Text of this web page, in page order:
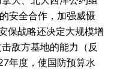
安全合作，加强威慑
保战略还决定大规模增
敌方基地的能力（反
年度，使国防预算水